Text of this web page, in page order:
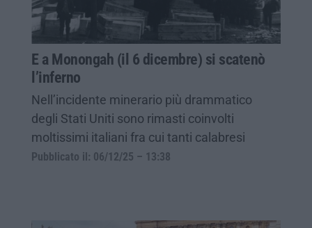
E a Monongah (il 6 dicembre) si scatenò
l’inferno
Nell’incidente minerario più drammatico
degli Stati Uniti sono rimasti coinvolti
moltissimi italiani fra cui tanti calabresi
Pubblicato il: 06/12/25 – 13:38